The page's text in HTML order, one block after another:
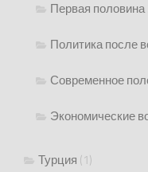
Первая половина
Политика после
Современное
Экономические
Турция (1)